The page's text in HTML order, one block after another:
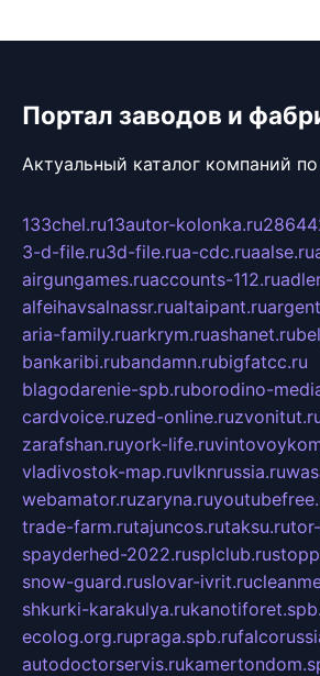
Портал заводов и
Актуальный каталог компаний
133chel.ru13autor-kolonka.ru
3-d-file.ru3d-file.rua-cdc.ruaalse.ru
airgungames.ruaccounts-112.ru
alfeihavsalnassr.rualtaipant.ru
aria-family.ruarkrym.ruashanet.ru
bankaribi.rubandamn.rubigfatcc.ru
blagodarenie-spb.ruborodino-
cardvoice.ruzed-online.ru
zarafshan.ruyork-life.ru
vladivostok-map.ruvlknrussia.ru
webamator.ruzaryna.ru
trade-farm.rutajuncos.rutaksu.ru
spayderhed-2022.rusplclub.ru
snow-guard.ruslovar-ivrit.ru
shkurki-karakulya.ru
ecolog.org.rupraga.spb.ru
autodoctorservis.ru